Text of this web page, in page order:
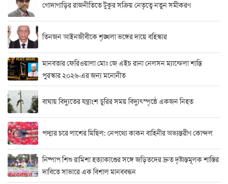
গোদাগাড়ির রাজনীতিতে টুকুর সক্রিয় নেতৃত্বে নতুন সমীকরণ
তিনজন আইনজীবীকে শৃঙ্খলা ভঙ্গের দায়ে বহিস্কার
মানবতার ফেরিওয়ালা মোঃ জে এইচ রানা নেলসন ম্যান্ডেলা শান্তি
পুরস্কার ২০২৬-এর জন্য মনোনীত
বাঘায় বিদ্যুতের যন্ত্রাংশ চুরির সময় বিদ্যুৎস্পৃষ্ঠে একজন নিহত
পদ্মার চরে লাশের মিছিল: নেপথ্যে কাকন বাহিনীর অভ্যন্তরীণ কোন্দল
নিষ্পাপ শিশু রামিশা হত্যাকাণ্ডের সঙ্গে জড়িতদের দ্রুত দৃষ্টান্তমূলক শাস্তির
দাবিতে সাভারে এক বিশাল মানববন্ধন